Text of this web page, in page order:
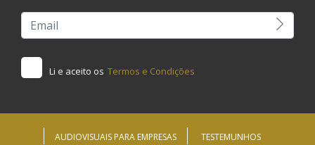
Li e aceito os Termos e Condições
AUDIOVISUAIS PARA EMPRESAS TESTEMUNHOS